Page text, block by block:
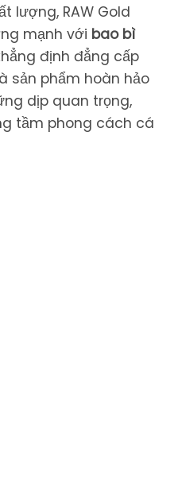
lượng, RAW Gold
mạnh với bao bì
định đẳng cấp
sản phẩm hoàn hảo
dịp quan trọng,
tầm phong cách cá